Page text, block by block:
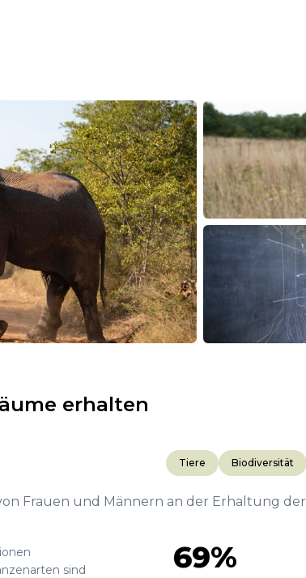
erhalten
Tiere Biodiversität
Frauen und Männern an der Erhaltung der
sind
69%